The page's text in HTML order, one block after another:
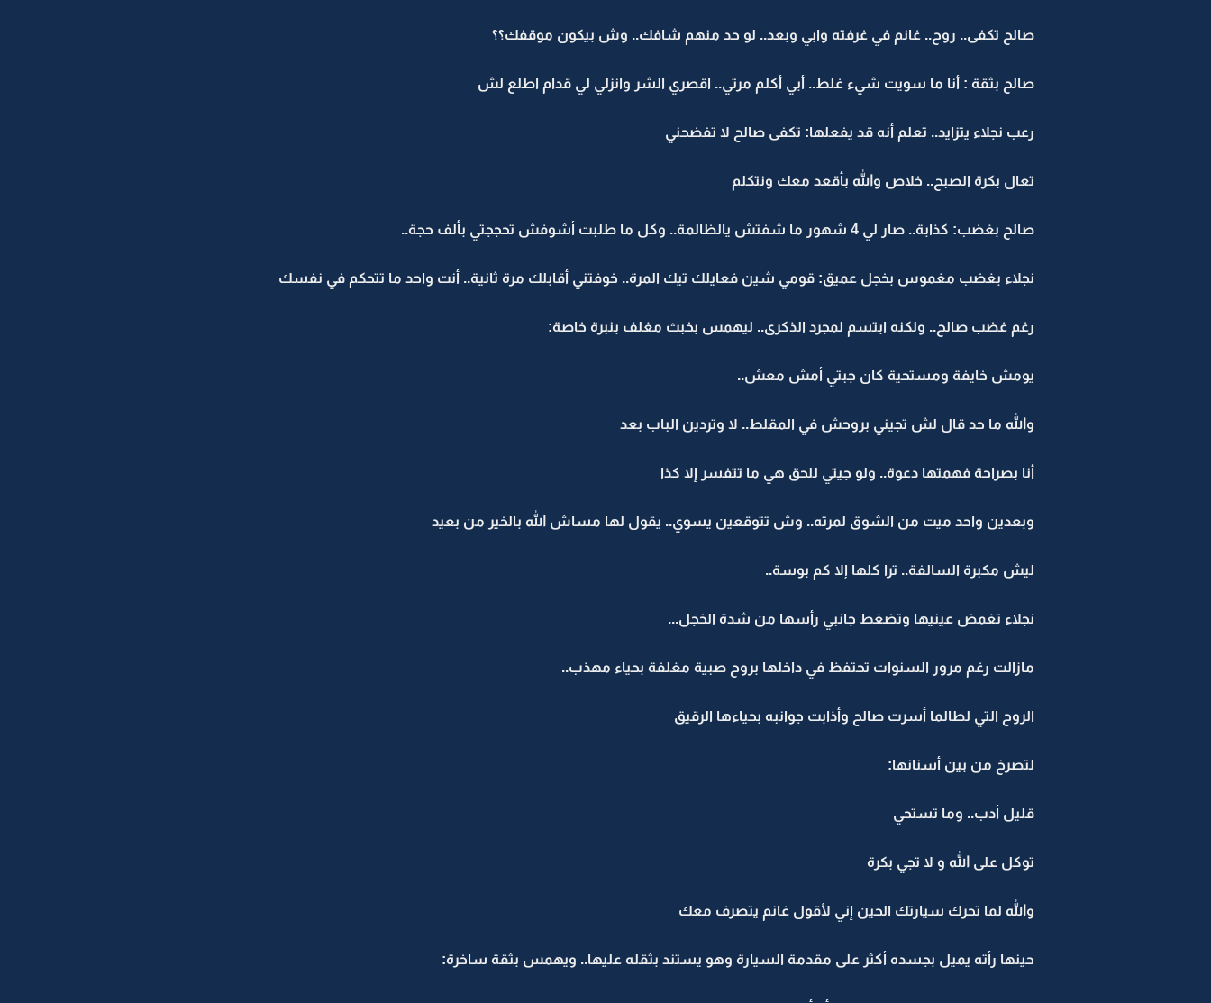
صالح تكفى.. روح.. غانم في غرفته وابي وبعد.. لو حد منهم شافك.. وش بيكون موقفك؟؟
صالح بثقة : أنا ما سويت شيء غلط.. أبي أكلم مرتي.. اقصري الشر وانزلي لي قدام اطلع لش
رعب نجلاء يتزايد.. تعلم أنه قد يفعلها: تكفى صالح لا تفضحني
تعال بكرة الصبح.. خلاص والله بأقعد معك ونتكلم
صالح بغضب: كذابة.. صار لي 4 شهور ما شفتش يالظالمة.. وكل ما طلبت أشوفش تحججتي بألف حجة..
نجلاء بغضب مغموس بخجل عميق: قومي شين فعايلك تيك المرة.. خوفتني أقابلك مرة ثانية.. أنت واحد ما تتحكم في نفسك
رغم غضب صالح.. ولكنه ابتسم لمجرد الذكرى.. ليهمس بخبث مغلف بنبرة خاصة:
يومش خايفة ومستحية كان جبتي أمش معش..
والله ما حد قال لش تجيني بروحش في المقلط.. لا وتردين الباب بعد
أنا بصراحة فهمتها دعوة.. ولو جيتي للحق هي ما تتفسر إلا كذا
وبعدين واحد ميت من الشوق لمرته.. وش تتوقعين يسوي.. يقول لها مساش الله بالخير من بعيد
ليش مكبرة السالفة.. ترا كلها إلا كم بوسة..
نجلاء تغمض عينيها وتضغط جانبي رأسها من شدة الخجل...
مازالت رغم مرور السنوات تحتفظ في داخلها بروح صبية مغلفة بحياء مهذب..
الروح التي لطالما أسرت صالح وأذابت جوانبه بحياءها الرقيق
لتصرخ من بين أسنانها:
قليل أدب.. وما تستحي
توكل على الله و لا تجي بكرة
والله لما تحرك سيارتك الحين إني لأقول غانم يتصرف معك
حينها رأته يميل بجسده أكثر على مقدمة السيارة وهو يستند بثقله عليها.. ويهمس بثقة ساخرة: